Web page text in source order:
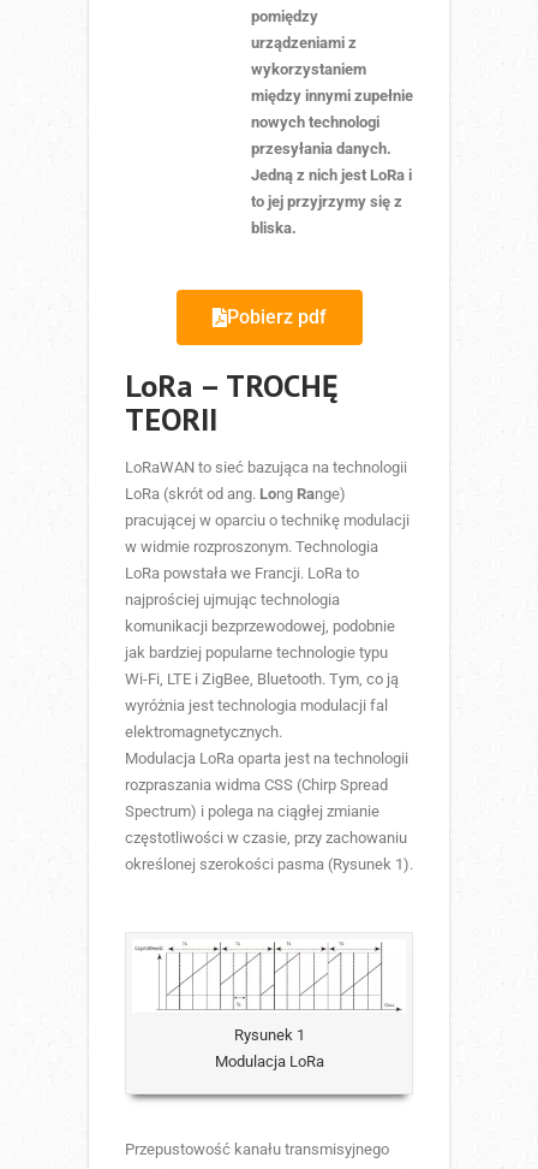
pomiędzy
urządzeniami z
wykorzystaniem
między innymi zupełnie
nowych technologi
przesyłania danych.
Jedną z nich jest LoRa i
to jej przyjrzymy się z
bliska.
Pobierz pdf
LoRa – TROCHĘ
TEORII
LoRaWAN to sieć bazująca na technologii
LoRa (skrót od ang. Long Range)
pracującej w oparciu o technikę modulacji
w widmie rozproszonym. Technologia
LoRa powstała we Francji. LoRa to
najprościej ujmując technologia
komunikacji bezprzewodowej, podobnie
jak bardziej popularne technologie typu
Wi-Fi, LTE i ZigBee, Bluetooth. Tym, co ją
wyróżnia jest technologia modulacji fal
elektromagnetycznych.
Modulacja LoRa oparta jest na technologii
rozpraszania widma CSS (Chirp Spread
Spectrum) i polega na ciągłej zmianie
częstotliwości w czasie, przy zachowaniu
określonej szerokości pasma (Rysunek 1).
Rysunek 1
Modulacja LoRa
Przepustowość kanału transmisyjnego